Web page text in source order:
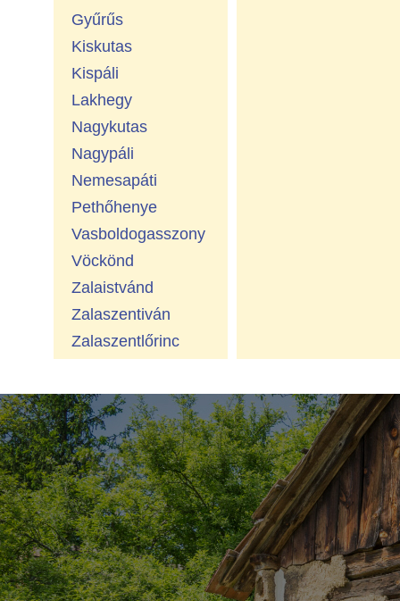
Gyűrűs
Kiskutas
Kispáli
Lakhegy
Nagykutas
Nagypáli
Nemesapáti
Pethőhenye
Vasboldogasszony
Vöckönd
Zalaistvánd
Zalaszentiván
Zalaszentlőrinc